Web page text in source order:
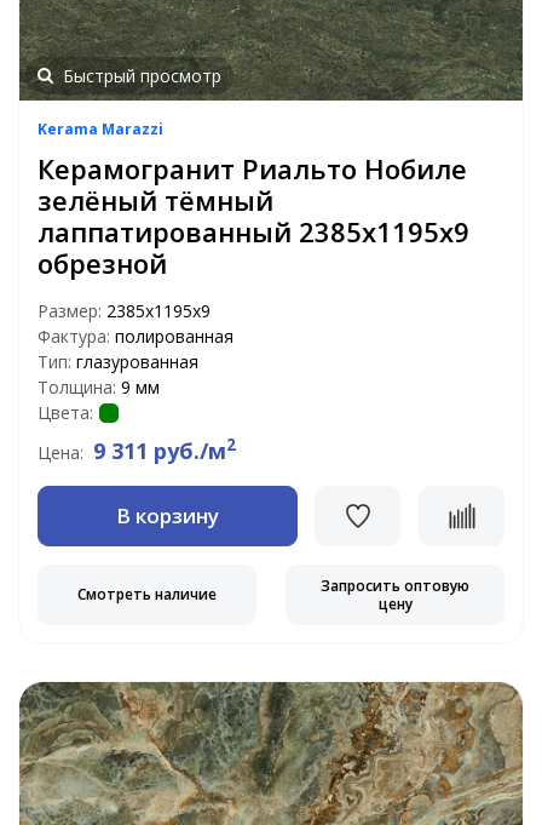
Быстрый просмотр
Kerama Marazzi
Керамогранит Риальто Нобиле
зелёный тёмный
лаппатированный 2385х1195х9
обрезной
Размер: 2385х1195х9
Фактура: полированная
Тип: глазурованная
Толщина: 9 мм
Цвета:
Цена: 9 311 руб./м2
В корзину
Смотреть наличие
Запросить оптовую
цену